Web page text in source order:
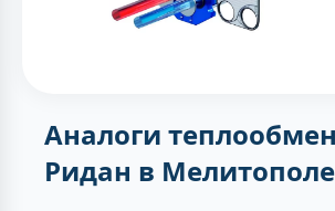
Аналоги
Ридан в Мелитополе